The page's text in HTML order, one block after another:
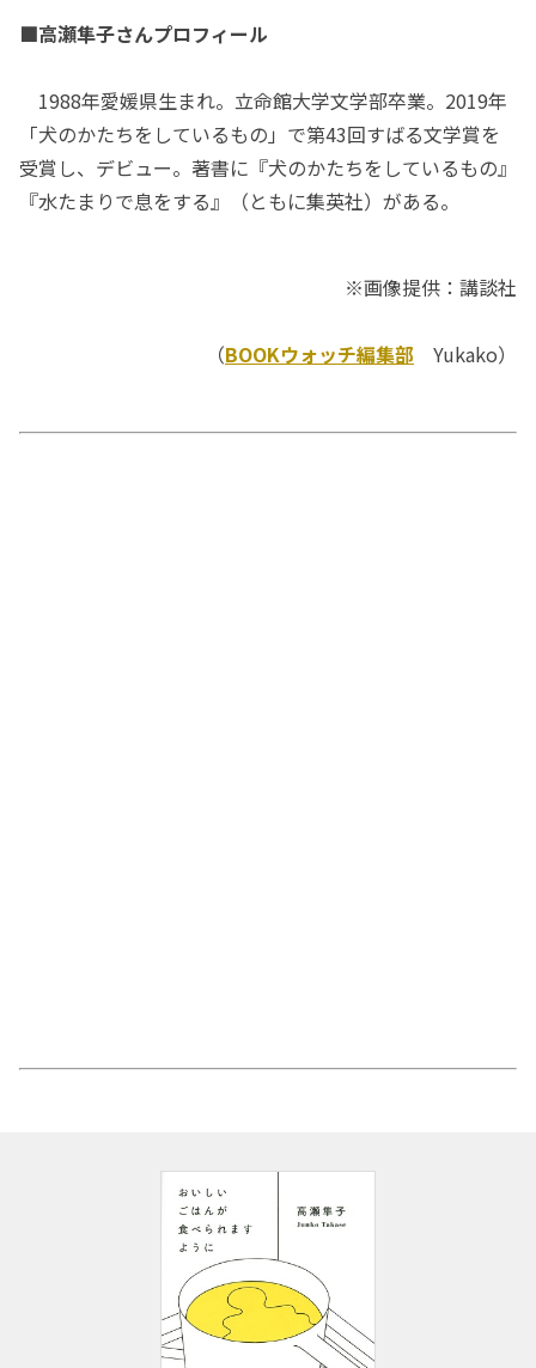
■高瀬隼子さんプロフィール
1988年愛媛県生まれ。立命館大学文学部卒業。2019年
「犬のかたちをしているもの」で第43回すばる文学賞を
受賞し、デビュー。著書に『犬のかたちをしているもの』
『水たまりで息をする』（ともに集英社）がある。
※画像提供：講談社
（BOOKウォッチ編集部 Yukako）